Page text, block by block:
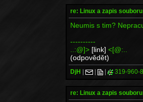
re: Linux a zapis
Neumis s tim?
----------
..:@]> [link] <[@:..
(odpovědět)
DjH | | | 319-960-
re: Linux a zapis